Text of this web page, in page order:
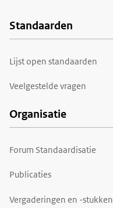
Voet
Standaarden
Lijst open standaarden
Veelgestelde vragen
Organisatie
Forum Standaardisatie
Publicaties
Vergaderingen en -stukken